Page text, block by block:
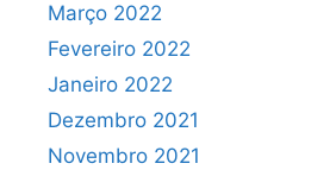
Março 2022
Fevereiro 2022
Janeiro 2022
Dezembro 2021
Novembro 2021